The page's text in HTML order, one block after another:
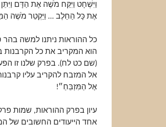
וַיִּשְׁחָט וַיִּקַּח מֹשֶׁה אֶת הַדָּם
אֶת כָּל הַחֵלֶב … וַיַּקְטֵר מֹשֶׁה
כל ההוראות ניתנו למשה
הוא המקריב את כל הקרבנות
(שם כט לח). בפרק שלנו זו
אל המזבח להקריב עליו
אֶל הַמִּזְבֵּחַ״!
עיון בפרק ההוראות, שמות
אחד הייעודים החשובים של